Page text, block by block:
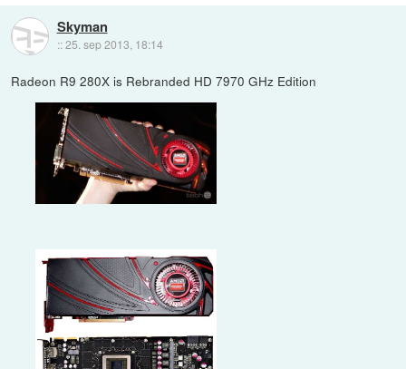
Skyman
::25. sep 2013, 18:14
Radeon R9 280X is Rebranded HD 7970 GHz Edition